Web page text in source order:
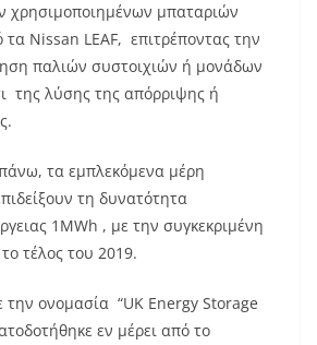
χρησιμοποιημένων μπαταριών
τα Nissan LEAF, επιτρέποντας την
παλιών συστοιχιών ή μονάδων
της λύσης της απόρριψης ή
τα εμπλεκόμενα μέρη
τη δυνατότητα
1MWh , με την συγκεκριμένη
τέλος του 2019.
την ονομασία “UK Energy Storage
εν μέρει από το